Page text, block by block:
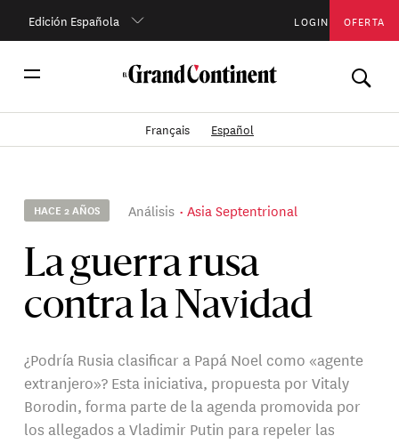
Edición Española LOGIN OFERTA
Français Español
HACE 2 AÑOS Análisis Asia Septentrional
La guerra rusa
contra la Navidad
¿Podría Rusia clasificar a Papá Noel como «agente
extranjero»? Esta iniciativa, propuesta por Vitaly
Borodin, forma parte de la agenda promovida por
los allegados a Vladimir Putin para repeler las